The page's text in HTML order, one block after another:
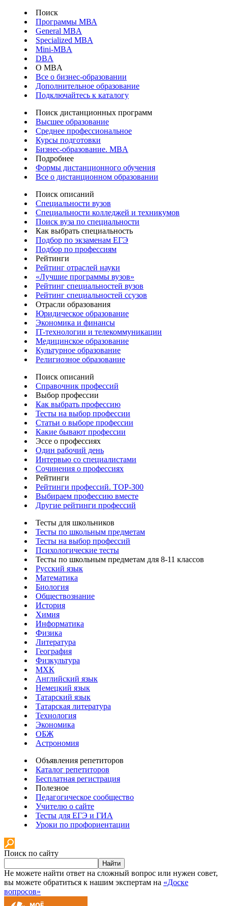
Поиск
Программы МВА
General MBA
Specialized MBA
Mini-MBA
DBA
О MBA
Все о бизнес-образовании
Дополнительное образование
Подключайтесь к каталогу
Поиск дистанционных программ
Высшее образование
Среднее профессиональное
Курсы подготовки
Бизнес-образование. MBA
Подробнее
Формы дистанционного обучения
Все о дистанционном образовании
Поиск описаний
Специальности вузов
Специальности колледжей и техникумов
Поиск вуза по специальности
Как выбрать специальность
Подбор по экзаменам ЕГЭ
Подбор по профессиям
Рейтинги
Рейтинг отраслей науки
«Лучшие программы вузов»
Рейтинг специальностей вузов
Рейтинг специальностей ссузов
Отрасли образования
Юридическое образование
Экономика и финансы
IT-технологии и телекоммуникации
Медицинское образование
Культурное образование
Религиозное образование
Поиск описаний
Справочник профессий
Выбор профессии
Как выбрать профессию
Тесты на выбор профессии
Статьи о выборе профессии
Какие бывают профессии
Эссе о профессиях
Один рабочий день
Интервью со специалистами
Сочинения о профессиях
Рейтинги
Рейтинги профессий. TOP-300
Выбираем профессию вместе
Другие рейтинги профессий
Тесты для школьников
Тесты по школьным предметам
Тесты на выбор профессий
Психологические тесты
Тесты по школьным предметам для 8-11 классов
Русский язык
Математика
Биология
Обществознание
История
Химия
Информатика
Физика
Литература
География
Физкультура
МХК
Английский язык
Немецкий язык
Татарский язык
Татарская литература
Технология
Экономика
ОБЖ
Астрономия
Объявления репетиторов
Каталог репетиторов
Бесплатная регистрация
Полезное
Педагогическое сообщество
Учителю о сайте
Тесты для ЕГЭ и ГИА
Уроки по профориентации
Поиск по сайту
Найти
Не можете найти ответ на сложный вопрос или нужен совет,
вы можете обратиться к нашим экспертам на «Доске
вопросов»